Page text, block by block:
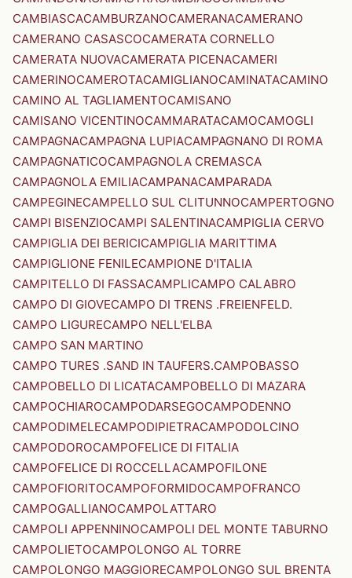
CAMBIASCACAMBURZANOCAMERANACAMERANO
CAMERANO CASASCOCAMERATA CORNELLO
CAMERATA NUOVACAMERATA PICENACAMERI
CAMERINOCAMEROTACAMIGLIANOCAMINATACAMINO
CAMINO AL TAGLIAMENTOCAMISANO
CAMISANO VICENTINOCAMMARATACAMOCAMOGLI
CAMPAGNACAMPAGNA LUPIACAMPAGNANO DI ROMA
CAMPAGNATICOCAMPAGNOLA CREMASCA
CAMPAGNOLA EMILIACAMPANACAMPARADA
CAMPEGINECAMPELLO SUL CLITUNNOCAMPERTOGNO
CAMPI BISENZIOCAMPI SALENTINACAMPIGLIA CERVO
CAMPIGLIA DEI BERICICAMPIGLIA MARITTIMA
CAMPIGLIONE FENILECAMPIONE D'ITALIA
CAMPITELLO DI FASSACAMPLICAMPO CALABRO
CAMPO DI GIOVECAMPO DI TRENS .FREIENFELD.
CAMPO LIGURECAMPO NELL'ELBA
CAMPO SAN MARTINO
CAMPO TURES .SAND IN TAUFERS.CAMPOBASSO
CAMPOBELLO DI LICATACAMPOBELLO DI MAZARA
CAMPOCHIAROCAMPODARSEGOCAMPODENNO
CAMPODIMELECAMPODIPIETRACAMPODOLCINO
CAMPODOROCAMPOFELICE DI FITALIA
CAMPOFELICE DI ROCCELLACAMPOFILONE
CAMPOFIORITOCAMPOFORMIDOCAMPOFRANCO
CAMPOGALLIANOCAMPOLATTARO
CAMPOLI APPENNINOCAMPOLI DEL MONTE TABURNO
CAMPOLIETOCAMPOLONGO AL TORRE
CAMPOLONGO MAGGIORECAMPOLONGO SUL BRENTA